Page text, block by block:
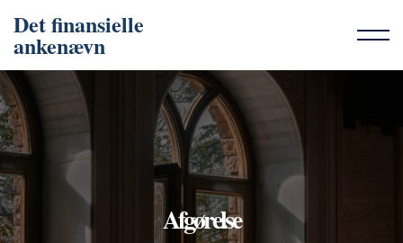
Det finansielle
ankenævn
Afgørelse